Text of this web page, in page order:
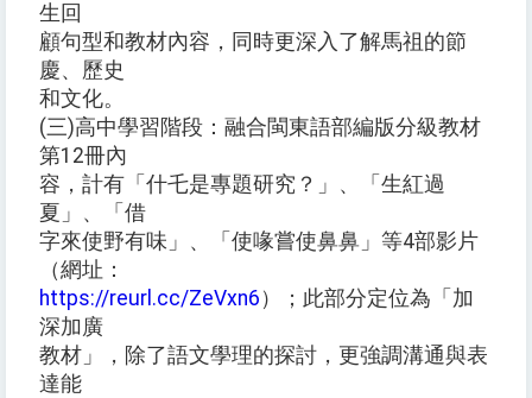
生回
顧句型和教材內容，同時更深入了解馬祖的節
慶、歷史
和文化。
(三)高中學習階段：融合閩東語部編版分級教材
第12冊內
容，計有「什乇是專題研究？」、「生紅過
夏」、「借
字來使野有味」、「使喙嘗使鼻鼻」等4部影片
（網址：
https://reurl.cc/ZeVxn6 ）；此部分定位為「加
深加廣
教材」，除了語文學理的探討，更強調溝通與表
達能